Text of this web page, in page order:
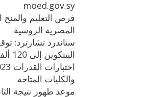
moed.gov.sy
فرص التعليم والمنح
المصرية الروسية
ستاندرد تشارترد:
البيتكوين إلى 120 ألف دولار
والكليات المتاحة